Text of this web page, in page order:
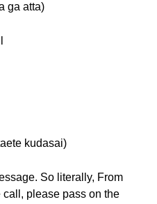
ga atta)
kudasai)
So literally, From
please pass on the